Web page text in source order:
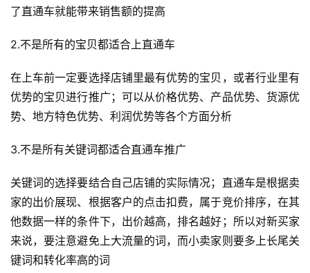
首
页
了直通车就能带来销售额的提高
2.不是所有的宝贝都适合上直通车
在上车前一定要选择店铺里最有优势的宝贝，或者行业里有
优势的宝贝进行推广；可以从价格优势、产品优势、货源优
势、地方特色优势、利润优势等各个方面分析
3.不是所有关键词都适合直通车推广
关键词的选择要结合自己店铺的实际情况；直通车是根据卖
家的出价展现、根据客户的点击扣费，属于竞价排序，在其
他数据一样的条件下，出价越高，排名越好；所以对新买家
来说，要注意避免上大流量的词，而小卖家则要多上长尾关
键词和转化率高的词